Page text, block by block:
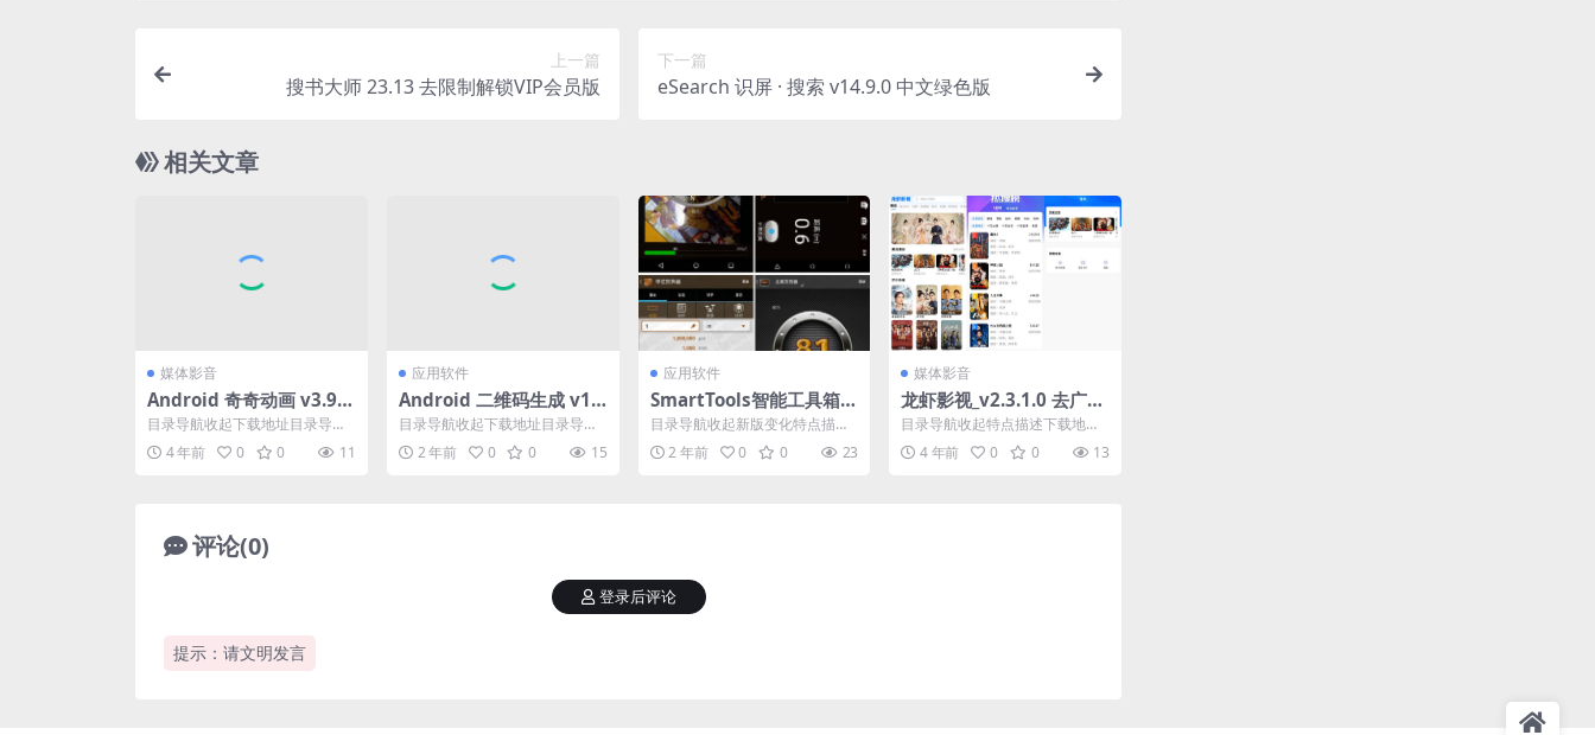
上一篇
搜书大师 23.13 去限制解锁VIP会员版
下一篇
eSearch 识屏 · 搜索 v14.9.0 中文绿色版
相关文章
媒体影音
Android 奇奇动画 v3.97
去广告去更新修改版
目录导航收起下载地址目录导航
收起下载地址奇奇动画，一款非
常不错的手机看动漫软件。...
4 年前 0 0 11
应用软件
Android 二维码生成 v1.0
2.36.0308 高级修改版
目录导航收起下载地址目录导航
收起下载地址QR Code Generat
or 是一...
2 年前 0 0 15
应用软件
SmartTools智能工具箱v
2.1.13 去限制汉化版
目录导航收起新版变化特点描述
下载地址目录导航收起新版变化
特点描述下载地址Smar...
2 年前 0 0 23
媒体影音
龙虾影视_v2.3.1.0 去广告
VIP版_安卓影视软件
目录导航收起特点描述下载地址
目录导航收起特点描述下载地址
龙虾影视app是一款免费...
4 年前 0 0 13
评论(0)
提示：请文明发言
登录后评论